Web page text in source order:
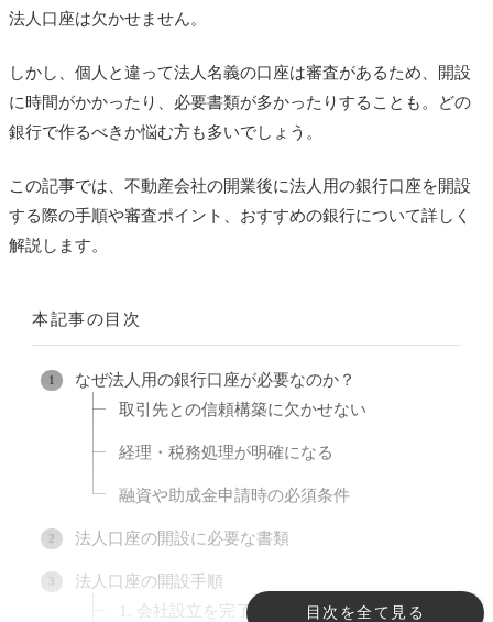
法人口座は欠かせません。
しかし、個人と違って法人名義の口座は審査があるため、開設
に時間がかかったり、必要書類が多かったりすることも。どの
銀行で作るべきか悩む方も多いでしょう。
この記事では、不動産会社の開業後に法人用の銀行口座を開設
する際の手順や審査ポイント、おすすめの銀行について詳しく
解説します。
本記事の目次
目次を全て見る
なぜ法人用の銀行口座が必要なのか？
取引先との信頼構築に欠かせない
経理・税務処理が明確になる
融資や助成金申請時の必須条件
法人口座の開設に必要な書類
法人口座の開設手順
1. 会社設立を完了させる